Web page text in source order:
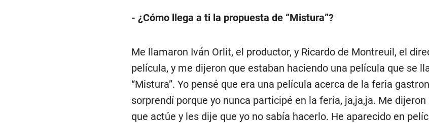
- ¿Cómo llega a ti la propuesta de “Mistura”?
Me llamaron Iván Orlit, el productor, y Ricardo de Montreuil, el
película, y me dijeron que estaban haciendo una película que se
“Mistura”. Yo pensé que era una película acerca de la feria
sorprendí porque yo nunca participé en la feria, ja,ja,ja. Me dijeron
que actúe y les dije que yo no sabía hacerlo. He aparecido en